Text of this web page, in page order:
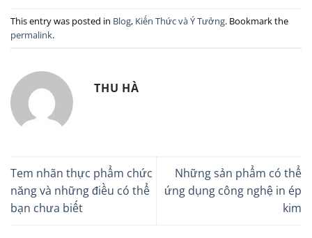
This entry was posted in Blog, Kiến Thức và Ý Tưởng. Bookmark the
permalink.
THU HÀ
Tem nhãn thực phẩm chức
năng và những điều có thể
bạn chưa biết
Những sản phẩm có thể
ứng dụng công nghệ in ép
kim